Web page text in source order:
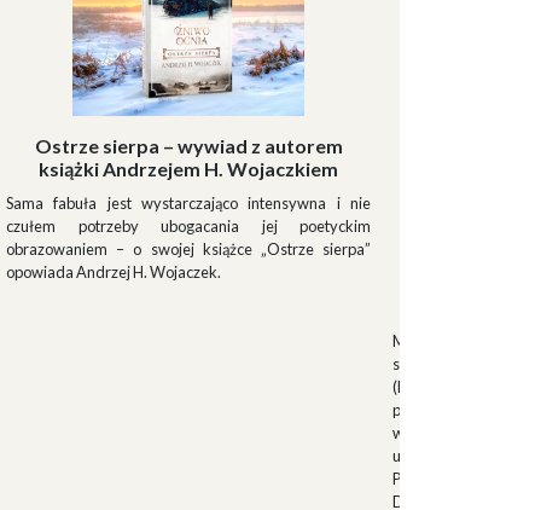
Ostrze sierpa – wywiad z autorem
książki Andrzejem H. Wojaczkiem
Sama fabuła jest wystarczająco intensywna i nie
czułem potrzeby ubogacania jej poetyckim
obrazowaniem – o swojej książce „Ostrze sierpa”
opowiada Andrzej H. Wojaczek.
Muszkieterowie
stanowili elitarną
(Milizia Volontaria
pełniącą rolę
w latach 1923-
uroczystościach
Palazzo Venezia w
Duce.